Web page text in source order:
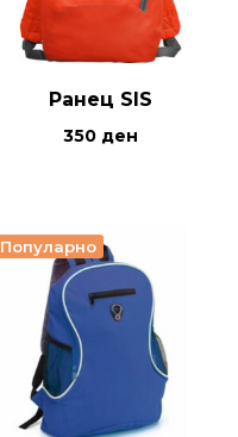
Ранец SIS
350 ден
Популарно